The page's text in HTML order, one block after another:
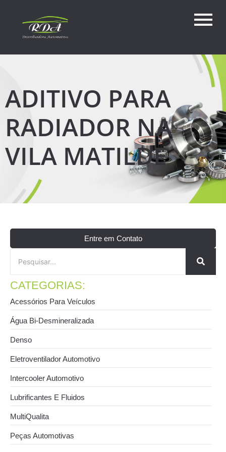
ADITIVO PARA
RADIADOR NA
VILA MATILDE
Entre em Contato
CATEGORIAS:
Acessórios Para Veículos
Água Bi-Desmineralizada
Denso
Eletroventilador Automotivo
Intercooler Automotivo
Lubrificantes E Fluidos
MultiQualita
Peças Automotivas